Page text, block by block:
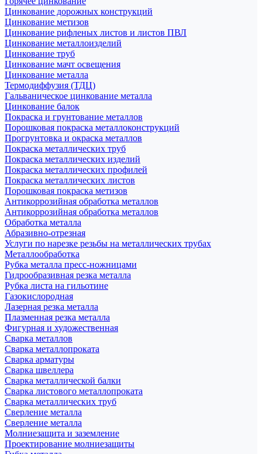
Цинкование дорожных конструкций
Цинкование метизов
Цинкование рифленых листов и листов ПВЛ
Цинкование металлоизделий
Цинкование труб
Цинкование мачт освещения
Цинкование металла
Термодиффузия (ТДЦ)
Гальваническое цинкование металла
Цинкование балок
Покраска и грунтование металлов
Порошковая покраска металлоконструкций
Прогрунтовка и окраска металлов
Покраска металлических труб
Покраска металлических изделий
Покраска металлических профилей
Покраска металлических листов
Порошковая покраска метизов
Антикоррозийная обработка металлов
Антикоррозийная обработка металлов
Обработка металла
Абразивно-отрезная
Услуги по нарезке резьбы на металлических трубах
Металлообработка
Рубка металла пресс-ножницами
Гидрообразивная резка металла
Рубка листа на гильотине
Газокислородная
Лазерная резка металла
Плазменная резка металла
Фигурная и художественная
Сварка металлов
Сварка металлопроката
Сварка арматуры
Сварка швеллера
Сварка металлической балки
Сварка листового металлопроката
Сварка металлических труб
Сверление металла
Сверление металла
Молниезащита и заземление
Проектирование молниезащиты